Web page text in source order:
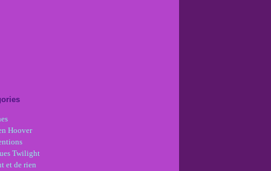
Hoover
Twilight
et de rien